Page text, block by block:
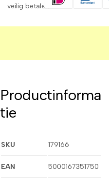
veilig betalen
Productinforma
tie
SKU 179166
EAN 5000167351750